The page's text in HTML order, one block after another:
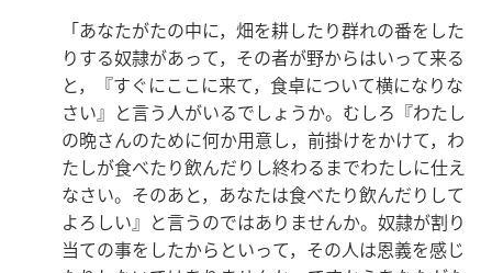
「あなたがたの中に，畑を耕したり群れの番をした
りする奴隷があって，その者が野からはいって来る
と，『すぐにここに来て，食卓について横になりな
さい』と言う人がいるでしょうか。むしろ『わたし
の晩さんのために何か用意し，前掛けをかけて，わ
たしが食べたり飲んだりし終わるまでわたしに仕え
なさい。そのあと，あなたは食べたり飲んだりして
よろしい』と言うのではありませんか。奴隷が割り
当ての事をしたからといって，その人は恩義を感じ